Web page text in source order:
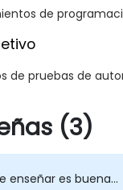
de
de pruebas de
(3)
enseñar es buena...